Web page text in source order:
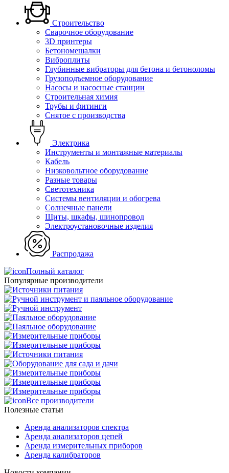
Строительство
Сварочное оборудование
3D принтеры
Бетономешалки
Виброплиты
Глубинные вибраторы для бетона и бетоноломы
Грузоподъемное оборудование
Насосы и насосные станции
Строительная химия
Трубы и фитинги
Снятое с производства
Электрика
Инструменты и монтажные материалы
Кабель
Низковольтное оборудование
Разные товары
Светотехника
Системы вентиляции и обогрева
Солнечные панели
Щиты, шкафы, шинопровод
Электроустановочные изделия
Распродажа
Полный каталог
Популярные производители
Все производители
Полезные статьи
Аренда анализаторов спектра
Аренда анализаторов цепей
Аренда измерительных приборов
Аренда калибраторов